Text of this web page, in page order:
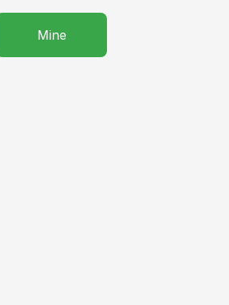
Mine